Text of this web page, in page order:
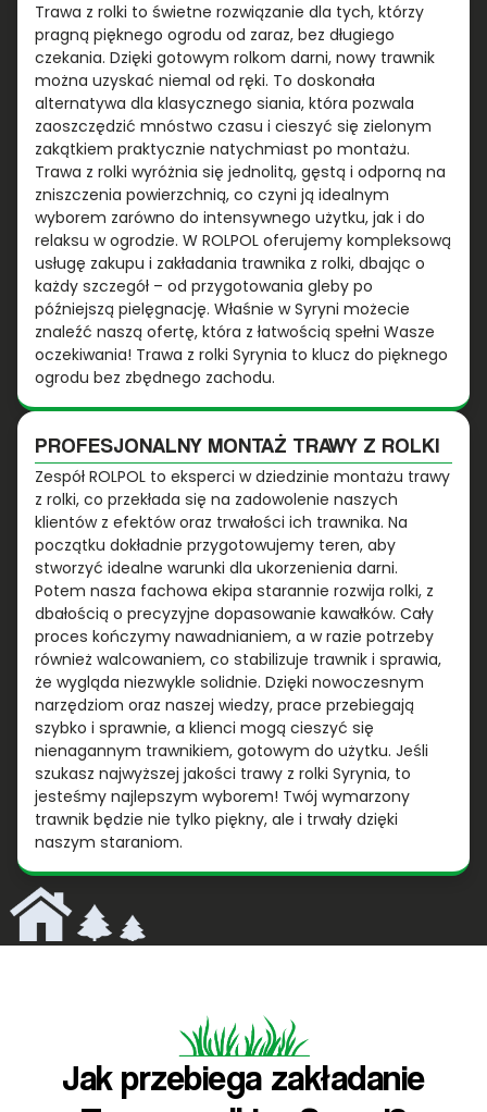
Trawa z rolki to świetne rozwiązanie dla tych, którzy
pragną pięknego ogrodu od zaraz, bez długiego
czekania. Dzięki gotowym rolkom darni, nowy trawnik
można uzyskać niemal od ręki. To doskonała
alternatywa dla klasycznego siania, która pozwala
zaoszczędzić mnóstwo czasu i cieszyć się zielonym
zakątkiem praktycznie natychmiast po montażu.
Trawa z rolki wyróżnia się jednolitą, gęstą i odporną na
zniszczenia powierzchnią, co czyni ją idealnym
wyborem zarówno do intensywnego użytku, jak i do
relaksu w ogrodzie. W ROLPOL oferujemy kompleksową
usługę zakupu i zakładania trawnika z rolki, dbając o
każdy szczegół – od przygotowania gleby po
późniejszą pielęgnację. Właśnie w Syryni możecie
znaleźć naszą ofertę, która z łatwością spełni Wasze
oczekiwania! Trawa z rolki Syrynia to klucz do pięknego
ogrodu bez zbędnego zachodu.
PROFESJONALNY MONTAŻ TRAWY Z ROLKI
Zespół ROLPOL to eksperci w dziedzinie montażu trawy
z rolki, co przekłada się na zadowolenie naszych
klientów z efektów oraz trwałości ich trawnika. Na
początku dokładnie przygotowujemy teren, aby
stworzyć idealne warunki dla ukorzenienia darni.
Potem nasza fachowa ekipa starannie rozwija rolki, z
dbałością o precyzyjne dopasowanie kawałków. Cały
proces kończymy nawadnianiem, a w razie potrzeby
również walcowaniem, co stabilizuje trawnik i sprawia,
że wygląda niezwykle solidnie. Dzięki nowoczesnym
narzędziom oraz naszej wiedzy, prace przebiegają
szybko i sprawnie, a klienci mogą cieszyć się
nienagannym trawnikiem, gotowym do użytku. Jeśli
szukasz najwyższej jakości trawy z rolki Syrynia, to
jesteśmy najlepszym wyborem! Twój wymarzony
trawnik będzie nie tylko piękny, ale i trwały dzięki
naszym staraniom.
Jak przebiega zakładanie